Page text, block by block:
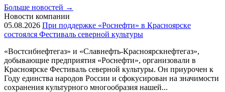
Больше новостей →
Новости компании
05.08.2026 При поддержке «Роснефти» в Красноярске
состоялся Фестиваль северной культуры
«Востсибнефтегаз» и «Славнефть-Красноярскнефтегаз»,
добывающие предприятия «Роснефти», организовали в
Красноярске Фестиваль северной культуры. Он приурочен к
Году единства народов России и сфокусирован на значимости
сохранения культурного многообразия нашей...